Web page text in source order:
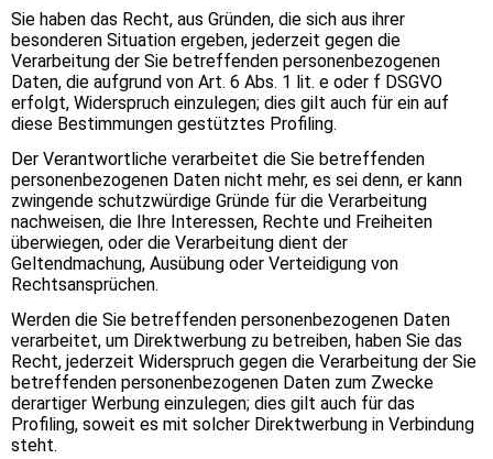
Sie haben das Recht, aus Gründen, die sich aus ihrer
besonderen Situation ergeben, jederzeit gegen die
Verarbeitung der Sie betreffenden personenbezogenen
Daten, die aufgrund von Art. 6 Abs. 1 lit. e oder f DSGVO
erfolgt, Widerspruch einzulegen; dies gilt auch für ein auf
diese Bestimmungen gestütztes Profiling.
Der Verantwortliche verarbeitet die Sie betreffenden
personenbezogenen Daten nicht mehr, es sei denn, er kann
zwingende schutzwürdige Gründe für die Verarbeitung
nachweisen, die Ihre Interessen, Rechte und Freiheiten
überwiegen, oder die Verarbeitung dient der
Geltendmachung, Ausübung oder Verteidigung von
Rechtsansprüchen.
Werden die Sie betreffenden personenbezogenen Daten
verarbeitet, um Direktwerbung zu betreiben, haben Sie das
Recht, jederzeit Widerspruch gegen die Verarbeitung der Sie
betreffenden personenbezogenen Daten zum Zwecke
derartiger Werbung einzulegen; dies gilt auch für das
Profiling, soweit es mit solcher Direktwerbung in Verbindung
steht.